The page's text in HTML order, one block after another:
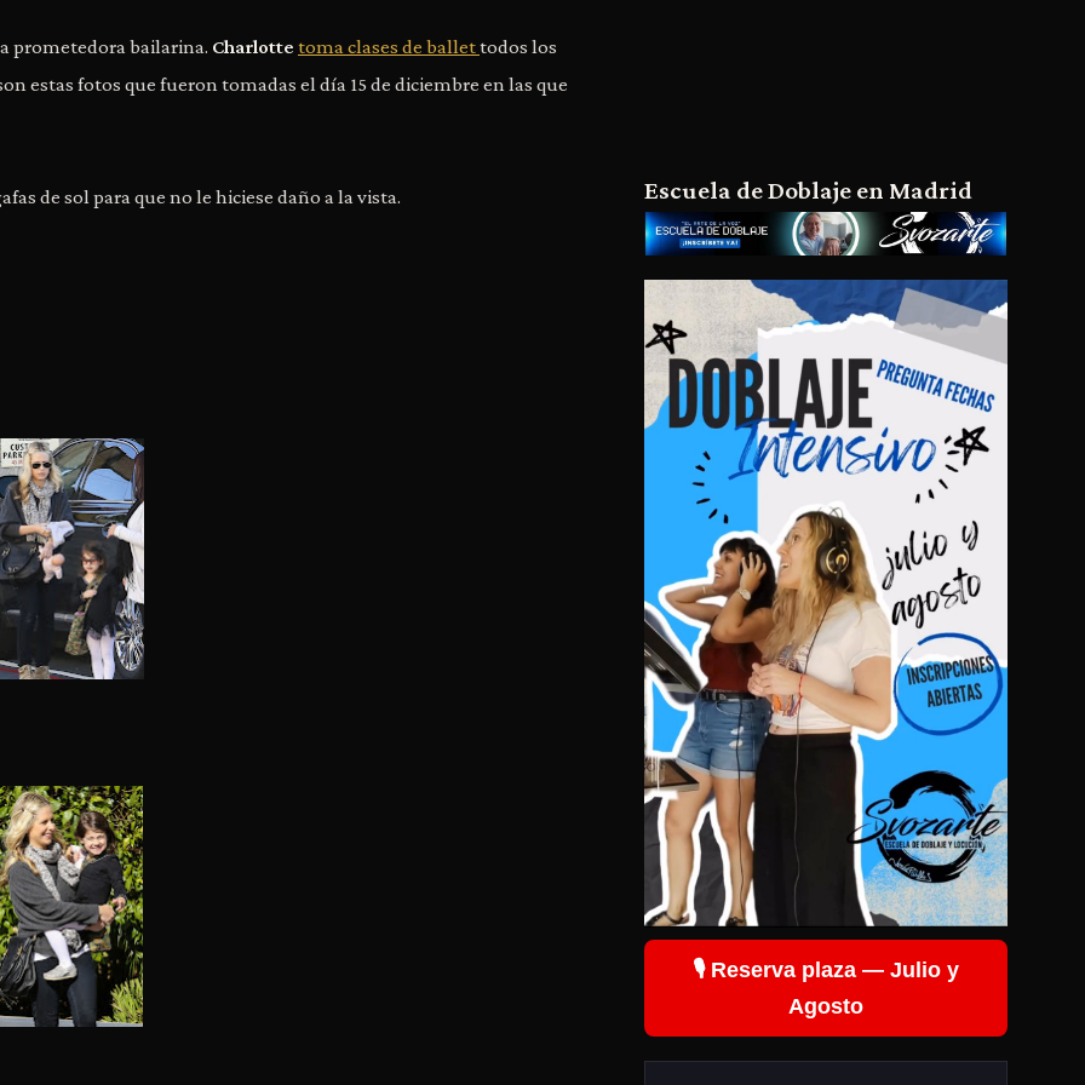
prometedora bailarina. Charlotte toma clases de ballettodos los
estas fotos que fueron tomadas el día 15 de diciembre en las que
de sol para que no le hiciese daño a la vista. Escuela de Doblaje en Madrid
🎙️ Reserva plaza — Julio y
Agosto